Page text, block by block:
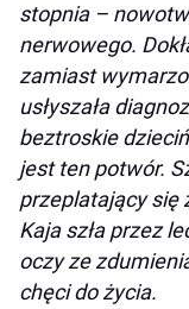
stopnia –
nerwowego.
zamiast
usłyszała
beztroskie
jest ten potwór.
przeplatający się
Kaja szła przez
oczy ze
chęci do życia.